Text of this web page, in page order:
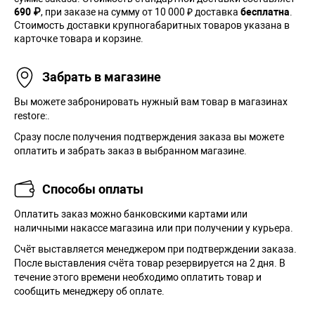
690 ₽, при заказе на сумму от 10 000 ₽ доставка бесплатна
Стоимость доставки крупногабаритных товаров указана в
карточке товара и корзине.
Забрать в магазине
Вы можете забронировать нужный вам товар в магазинах
restore:.
Сразу после получения подтверждения заказа вы можете
оплатить и забрать заказ в выбранном магазине.
Способы оплаты
Оплатить заказ можно банковскими картами или
наличными накассе магазина или при получении у курьера.
Cчёт выставляется менеджером при подтверждении заказа.
После выставления счёта товар резервируется на 2 дня. В
течение этого времени необходимо оплатить товар и
сообщить менеджеру об оплате.